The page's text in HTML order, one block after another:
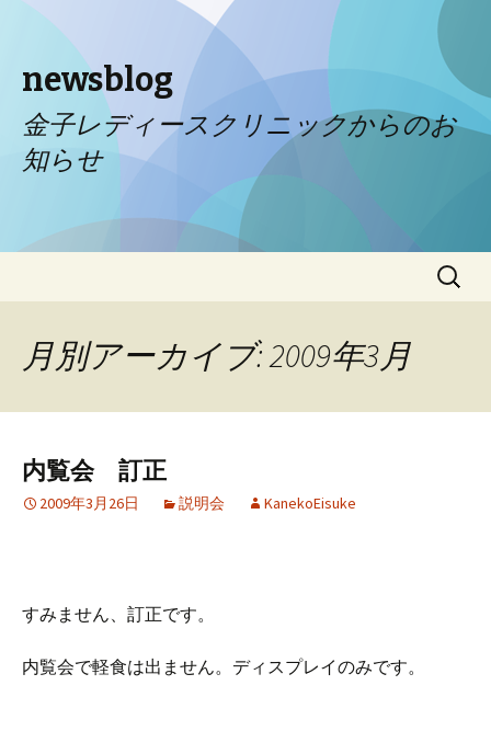
newsblog
金子レディースクリニックからのお
知らせ
検
月別アーカイブ: 2009年3月
内覧会 訂正
2009年3月26日 説明会 KanekoEisuke
すみません、訂正です。
内覧会で軽食は出ません。ディスプレイのみです。